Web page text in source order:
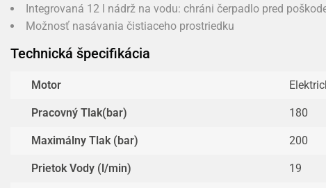
Integrovaná 12 l nádrž na vodu: chráni čerpadlo pred
Možnosť nasávania čistiaceho prostriedku
Technická špecifikácia
Motor
Pracovný Tlak(bar) 180
Maximálny Tlak (bar) 200
Prietok Vody (l/min) 19